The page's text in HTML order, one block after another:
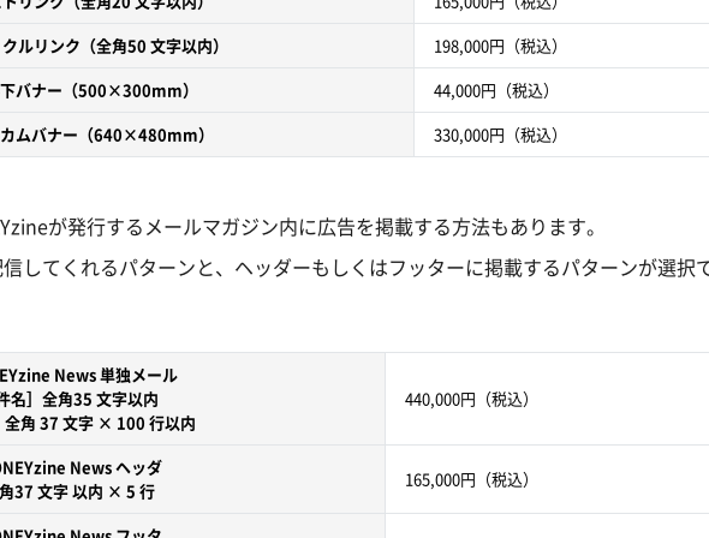
ルリンク （全角50 文字以内） 198,000円 （税込）
バナー （500×300mm） 44,000円 （税込）
ムバナー （640×480mm） 330,000円 （税込）
が発行するメールマガジン内に広告を掲載する方法もあります。
してくれるパターンと、ヘッダーもしくはフッターに掲載するパターンが選択
News 単独メール
件名］全角35 文字以内
全角 37 文字 × 100 行以内
440,000円 （税込）
News ヘッダ
37 文字 以内 × 5 行
165,000円 （税込）